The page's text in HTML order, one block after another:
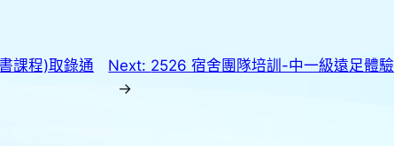
課程)取錄通
Next: 2526 宿舍團隊培訓-中一級遠足體驗
→